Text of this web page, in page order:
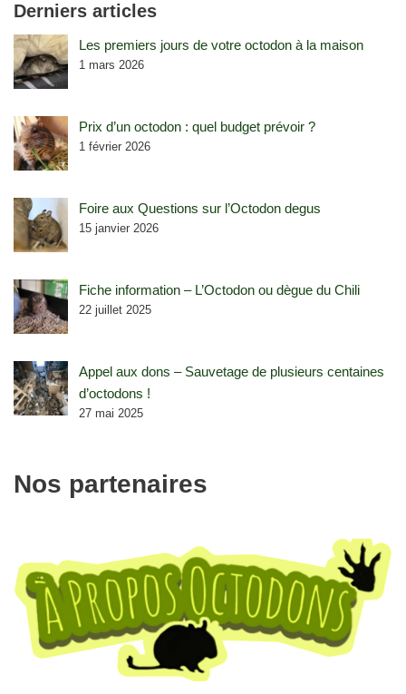
Derniers articles
Les premiers jours de votre octodon à la maison
1 mars 2026
Prix d’un octodon : quel budget prévoir ?
1 février 2026
Foire aux Questions sur l’Octodon degus
15 janvier 2026
Fiche information – L’Octodon ou dègue du Chili
22 juillet 2025
Appel aux dons – Sauvetage de plusieurs centaines
d’octodons !
27 mai 2025
Nos partenaires